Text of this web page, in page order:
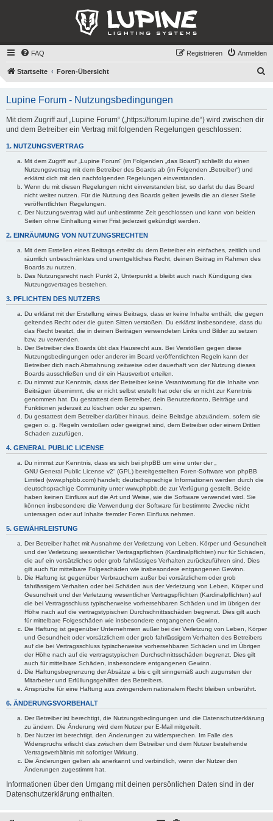
FAQ Anmelden
Registrieren
Startseite Foren-Übersicht
Lupine Forum - Nutzungsbedingungen
Mit dem Zugriff auf „Lupine Forum“ („https://forum.lupine.de“) wird zwischen dir
und dem Betreiber ein Vertrag mit folgenden Regelungen geschlossen:
1. NUTZUNGSVERTRAG
Mit dem Zugriff auf „Lupine Forum“ (im Folgenden „das Board“) schließt du einen
Nutzungsvertrag mit dem Betreiber des Boards ab (im Folgenden „Betreiber“) und
erklärst dich mit den nachfolgenden Regelungen einverstanden.
Wenn du mit diesen Regelungen nicht einverstanden bist, so darfst du das Board
nicht weiter nutzen. Für die Nutzung des Boards gelten jeweils die an dieser Stelle
veröffentlichten Regelungen.
Der Nutzungsvertrag wird auf unbestimmte Zeit geschlossen und kann von beiden
Seiten ohne Einhaltung einer Frist jederzeit gekündigt werden.
2. EINRÄUMUNG VON NUTZUNGSRECHTEN
Mit dem Erstellen eines Beitrags erteilst du dem Betreiber ein einfaches, zeitlich und
räumlich unbeschränktes und unentgeltliches Recht, deinen Beitrag im Rahmen des
Boards zu nutzen.
Das Nutzungsrecht nach Punkt 2, Unterpunkt a bleibt auch nach Kündigung des
Nutzungsvertrages bestehen.
3. PFLICHTEN DES NUTZERS
Du erklärst mit der Erstellung eines Beitrags, dass er keine Inhalte enthält, die gegen
geltendes Recht oder die guten Sitten verstoßen. Du erklärst insbesondere, dass du
das Recht besitzt, die in deinen Beiträgen verwendeten Links und Bilder zu setzen
bzw. zu verwenden.
Der Betreiber des Boards übt das Hausrecht aus. Bei Verstößen gegen diese
Nutzungsbedingungen oder anderer im Board veröffentlichten Regeln kann der
Betreiber dich nach Abmahnung zeitweise oder dauerhaft von der Nutzung dieses
Boards ausschließen und dir ein Hausverbot erteilen.
Du nimmst zur Kenntnis, dass der Betreiber keine Verantwortung für die Inhalte von
Beiträgen übernimmt, die er nicht selbst erstellt hat oder die er nicht zur Kenntnis
genommen hat. Du gestattest dem Betreiber, dein Benutzerkonto, Beiträge und
Funktionen jederzeit zu löschen oder zu sperren.
Du gestattest dem Betreiber darüber hinaus, deine Beiträge abzuändern, sofern sie
gegen o. g. Regeln verstoßen oder geeignet sind, dem Betreiber oder einem Dritten
Schaden zuzufügen.
4. GENERAL PUBLIC LICENSE
Du nimmst zur Kenntnis, dass es sich bei phpBB um eine unter der „
GNU General Public License v2“ (GPL) bereitgestellten Foren-Software von phpBB
Limited (www.phpbb.com) handelt; deutschsprachige Informationen werden durch die
deutschsprachige Community unter www.phpbb.de zur Verfügung gestellt. Beide
haben keinen Einfluss auf die Art und Weise, wie die Software verwendet wird. Sie
können insbesondere die Verwendung der Software für bestimmte Zwecke nicht
untersagen oder auf Inhalte fremder Foren Einfluss nehmen.
5. GEWÄHRLEISTUNG
Der Betreiber haftet mit Ausnahme der Verletzung von Leben, Körper und Gesundheit
und der Verletzung wesentlicher Vertragspflichten (Kardinalpflichten) nur für Schäden,
die auf ein vorsätzliches oder grob fahrlässiges Verhalten zurückzuführen sind. Dies
gilt auch für mittelbare Folgeschäden wie insbesondere entgangenen Gewinn.
Die Haftung ist gegenüber Verbrauchern außer bei vorsätzlichem oder grob
fahrlässigem Verhalten oder bei Schäden aus der Verletzung von Leben, Körper und
Gesundheit und der Verletzung wesentlicher Vertragspflichten (Kardinalpflichten) auf
die bei Vertragsschluss typischerweise vorhersehbaren Schäden und im übrigen der
Höhe nach auf die vertragstypischen Durchschnittsschäden begrenzt. Dies gilt auch
für mittelbare Folgeschäden wie insbesondere entgangenen Gewinn.
Die Haftung ist gegenüber Unternehmern außer bei der Verletzung von Leben, Körper
und Gesundheit oder vorsätzlichem oder grob fahrlässigem Verhalten des Betreibers
auf die bei Vertragsschluss typischerweise vorhersehbaren Schäden und im Übrigen
der Höhe nach auf die vertragstypischen Durchschnittsschäden begrenzt. Dies gilt
auch für mittelbare Schäden, insbesondere entgangenen Gewinn.
Die Haftungsbegrenzung der Absätze a bis c gilt sinngemäß auch zugunsten der
Mitarbeiter und Erfüllungsgehilfen des Betreibers.
Ansprüche für eine Haftung aus zwingendem nationalem Recht bleiben unberührt.
6. ÄNDERUNGSVORBEHALT
Der Betreiber ist berechtigt, die Nutzungsbedingungen und die Datenschutzerklärung
zu ändern. Die Änderung wird dem Nutzer per E-Mail mitgeteilt.
Der Nutzer ist berechtigt, den Änderungen zu widersprechen. Im Falle des
Widerspruchs erlischt das zwischen dem Betreiber und dem Nutzer bestehende
Vertragsverhältnis mit sofortiger Wirkung.
Die Änderungen gelten als anerkannt und verbindlich, wenn der Nutzer den
Änderungen zugestimmt hat.
Informationen über den Umgang mit deinen persönlichen Daten sind in der
Datenschutzerklärung enthalten.